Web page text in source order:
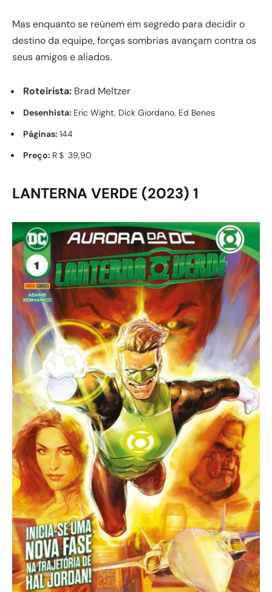
Mas enquanto se reúnem em segredo para decidir o
destino da equipe, forças sombrias avançam contra os
seus amigos e aliados.
Roteirista: Brad Meltzer
Desenhista: Eric Wight, Dick Giordano, Ed Benes
Páginas: 144
Preço: R＄ 39,90
LANTERNA VERDE (2023) 1